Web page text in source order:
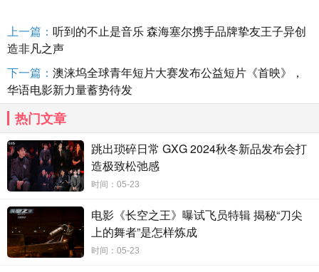
根据此前发布的物料信息，《扫黑·决不放弃》既有富于现实
意义的扫黑除恶主题、错综复杂的罪案故事，也不乏为影片增添
生活气息的喜剧元素，自定档以来备受瞩目。五百导演基于创作
采风时的真实实例，从创作之初就深度融入“黑”与“伞”的代表特
点，构建起错综复杂的利益链和鲜活立体的人物形象。电影集结
领衔主演肖央、余皑磊、范丞丞、林乐炫，特邀主演李诚儒， 主
凡，特别出演吴晓亮等一众实力派演员，讲述李南北（肖央饰）
俞青（范丞丞饰）这对“窝囊师徒”意外抓获潜逃多年的黑社会头
目，一时间各方势力纷纷卷入，离奇旧案再起，风暴再度升
级，”这回力度不一样了“！
影片以多桩旧案串联起城市暗黑秘密，借助
上一篇： 听到的不止是音乐 森海塞尔携手品牌挚友王子异创
造非凡之声
下一篇： 澳涞坞全球青年短片大赛发布公益短片《首映》，
华语电影新力量蓄势待发
热门文章
跳出琐碎日常 GXG 2024秋冬新品发布会打
造极致松弛感
时间：05-23
电影《长空之王》曝试飞员特辑 揭秘“刀尖
上的舞者”是怎样炼成
时间：05-23